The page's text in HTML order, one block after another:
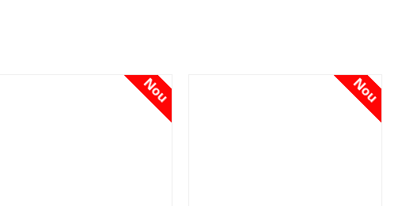
Nou Nou